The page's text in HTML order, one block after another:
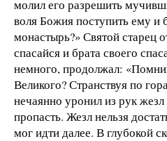
молил его разрешить
воля Божия поступить ему и
монастырь?» Святой старец
спасайся и брата своего
немного, продолжал:
Великого? Странствуя по
нечаянно уронил из рук
пропасть. Жезл нельзя
мог идти далее. В глубокой